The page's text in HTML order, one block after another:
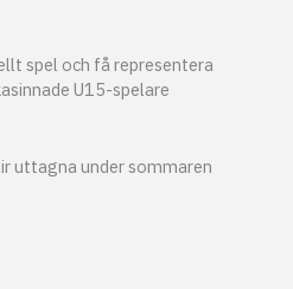
spel och få representera
U15-spelare
uttagna under sommaren